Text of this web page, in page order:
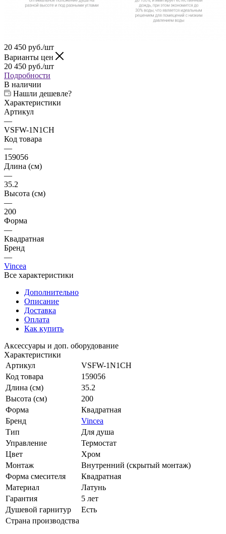
Подробности
В наличии
Нашли дешевле?
Характеристики
Артикул
—
VSFW-1N1CH
Код товара
—
159056
Длина (см)
—
35.2
Высота (см)
—
200
Форма
—
Квадратная
Бренд
—
Vincea
Все характеристики
Дополнительно
Описание
Оплата
Как купить
Аксессуары и доп. оборудование
Характеристики
Код товара
159056
Длина (см)
Высота (см)
Форма
Бренд
Управление
Термостат
Цвет
Хром
Внутренний (скрытый монтаж)
Форма смесителя
Квадратная
Материал
Латунь
5 лет
Душевой гарнитур
Есть
Страна производства
Экономьте время на получении заказа. В интернет-магазине
доступна доставка.